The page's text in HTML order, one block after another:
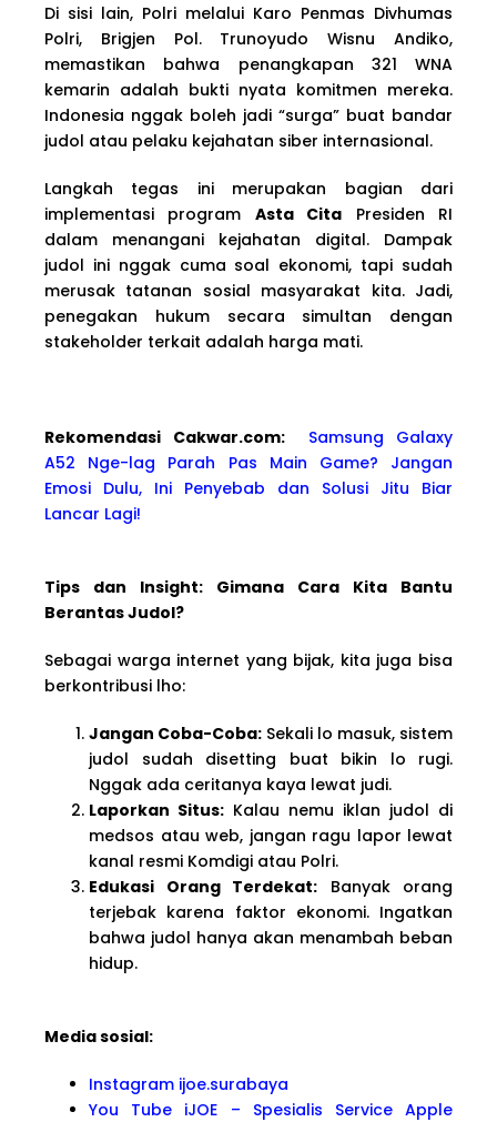
Di sisi lain, Polri melalui Karo Penmas Divhumas
Polri, Brigjen Pol. Trunoyudo Wisnu Andiko,
memastikan bahwa penangkapan 321 WNA
kemarin adalah bukti nyata komitmen mereka.
Indonesia nggak boleh jadi “surga” buat bandar
judol atau pelaku kejahatan siber internasional.
Langkah tegas ini merupakan bagian dari
implementasi program Asta Cita Presiden RI
dalam menangani kejahatan digital. Dampak
judol ini nggak cuma soal ekonomi, tapi sudah
merusak tatanan sosial masyarakat kita. Jadi,
penegakan hukum secara simultan dengan
stakeholder terkait adalah harga mati.
Rekomendasi Cakwar.com: Samsung Galaxy
A52 Nge-lag Parah Pas Main Game? Jangan
Emosi Dulu, Ini Penyebab dan Solusi Jitu Biar
Lancar Lagi!
Tips dan Insight: Gimana Cara Kita Bantu
Berantas Judol?
Sebagai warga internet yang bijak, kita juga bisa
berkontribusi lho:
Jangan Coba-Coba: Sekali lo masuk, sistem
judol sudah disetting buat bikin lo rugi.
Nggak ada ceritanya kaya lewat judi.
Laporkan Situs: Kalau nemu iklan judol di
medsos atau web, jangan ragu lapor lewat
kanal resmi Komdigi atau Polri.
Edukasi Orang Terdekat: Banyak orang
terjebak karena faktor ekonomi. Ingatkan
bahwa judol hanya akan menambah beban
hidup.
Media sosial:
Instagram ijoe.surabaya
You Tube iJOE – Spesialis Service Apple